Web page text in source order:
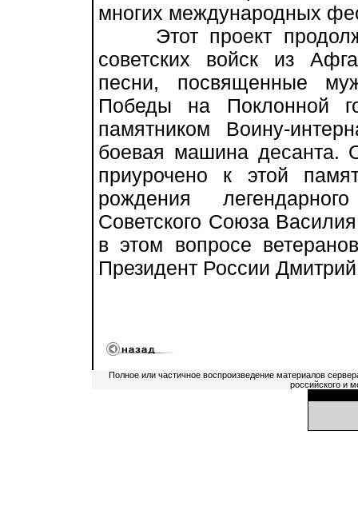
многих международных
Этот проект
советских войск из
песни, посвященные
Победы на Поклонной
памятником Воину-
боевая машина десанта.
приурочено к этой
рождения
Советского Союза
в этом вопросе
Президент России
Полное или частичное воспроизведение материалов
российского и